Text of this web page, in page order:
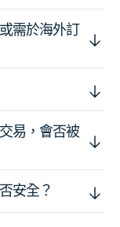
需於海外訂
易，會否被
安全？